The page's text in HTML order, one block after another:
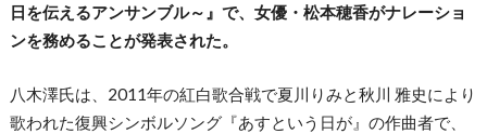
日を伝えるアンサンブル～』で、女優・松本穂香がナレーショ
ンを務めることが発表された。
八木澤氏は、2011年の紅白歌合戦で夏川りみと秋川 雅史により
歌われた復興シンボルソング『あすという日が』の作曲者で、